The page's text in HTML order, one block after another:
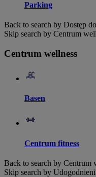
Parking
Back to search by Dostęp
Skip search by Centrum
Centrum wellness
Basen
Centrum fitness
Back to search by Centrum
Skip search by